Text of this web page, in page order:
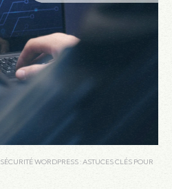
SÉCURITÉ WORDPRESS : ASTUCES CLÉS POUR